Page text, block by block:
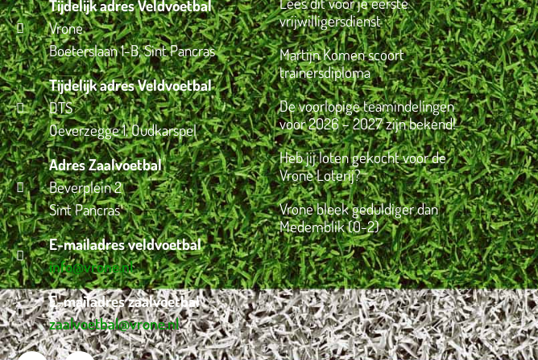
Tijdelijk adres Veldvoetbal
Vrone
Boeterslaan 1-B, Sint Pancras
Tijdelijk adres Veldvoetbal
DTS
Oeverzegge 1, Oudkarspel
Adres Zaalvoetbal
Beverplein 2
Sint Pancras
E-mailadres veldvoetbal
info@vrone.nl
E-mailadres zaalvoetbal
zaalvoetbal@vrone.nl
vrijwilligersdienst
Martijn Komen scoort
trainersdiploma
De voorlopige teamindelingen
voor 2026 – 2027 zijn bekend!
Heb jij loten gekocht voor de
Vrone Loterij?
Vrone bleek geduldiger dan
Medemblik (0-2)